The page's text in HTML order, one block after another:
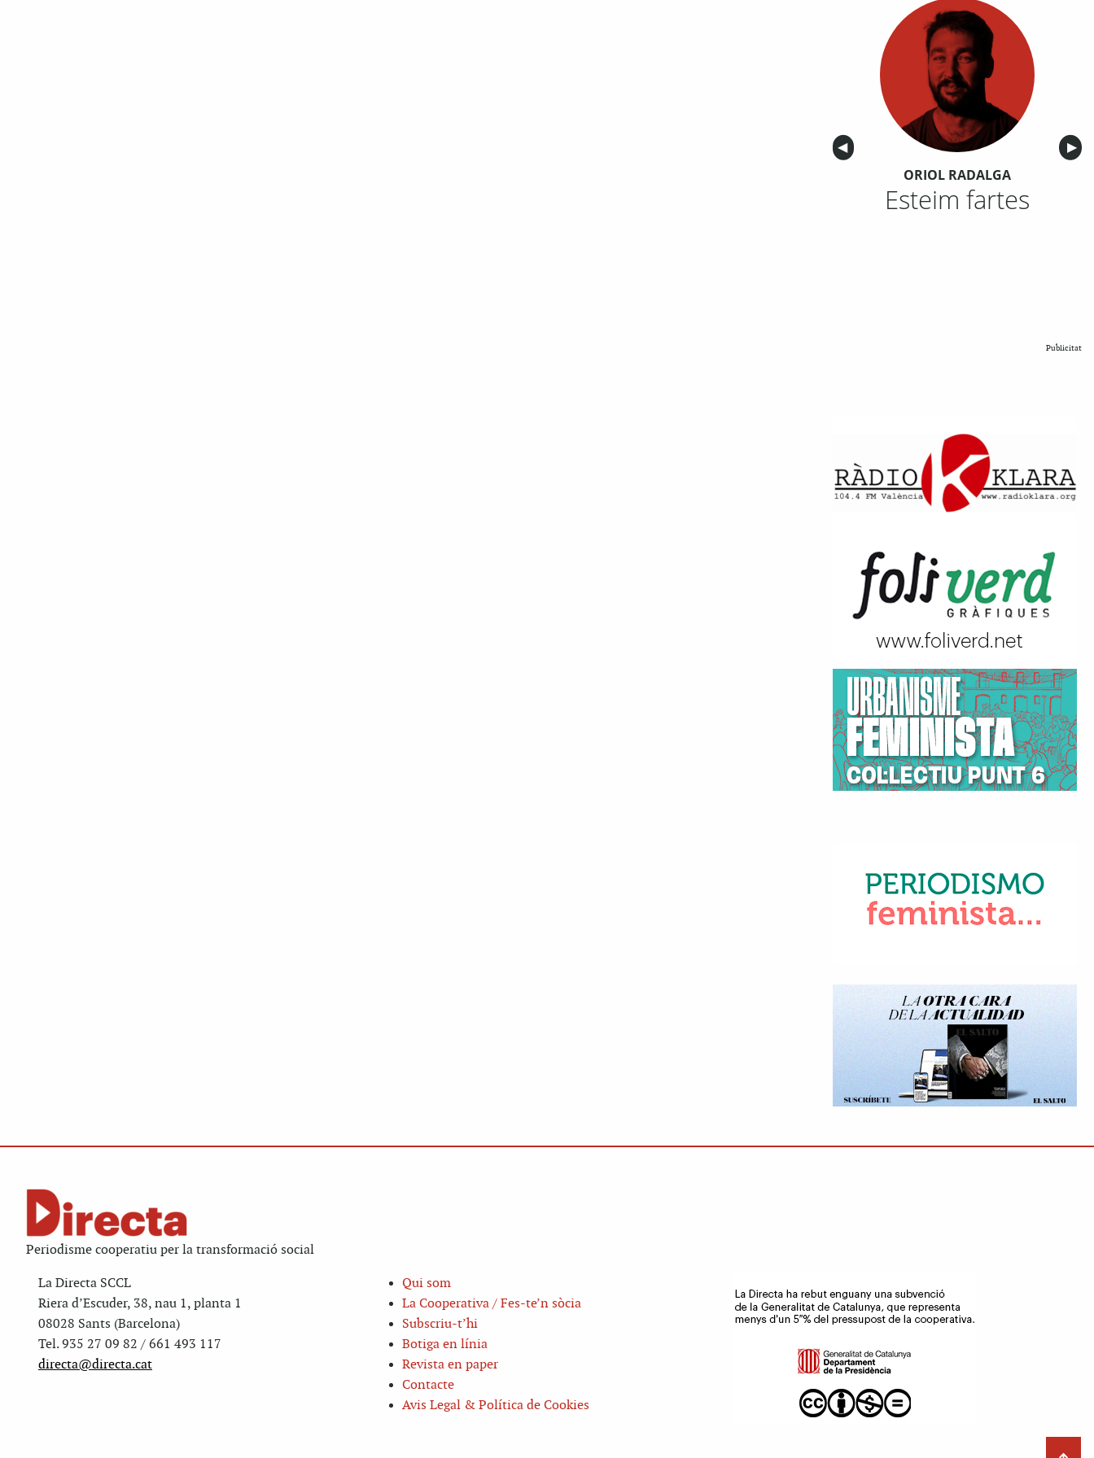
Anterior
◀︎ ▶︎
ORIOL RADALGA
Esteim fartes
Publicitat
Periodisme cooperatiu per la transformació social
La Directa SCCL
Riera d’Escuder, 38, nau 1, planta 1
08028 Sants (Barcelona)
Tel. 935 27 09 82 / 661 493 117
directa@directa.cat
Qui som
La Cooperativa / Fes-te’n sòcia
Subscriu-t’hi
Botiga en línia
Revista en paper
Contacte
Avis Legal & Política de Cookies